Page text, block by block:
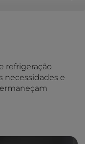
refrigeração
necessidades e